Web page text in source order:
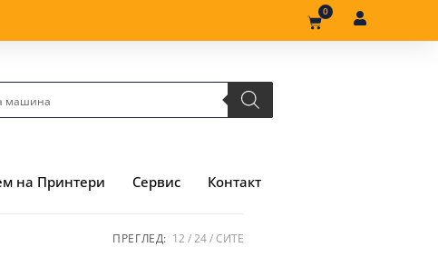
0
на Принтери Сервис Контакт
ПРЕГЛЕД: 12 24 СИТЕ